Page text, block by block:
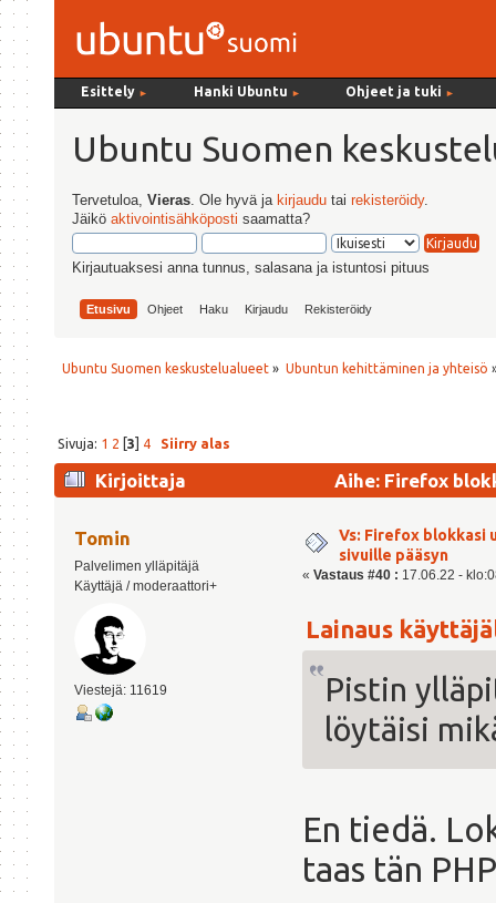
Esittely ► Hanki Ubuntu ► Ohjeet ja tuki ►
Ubuntu Suomen
Tervetuloa,Vieras . Ole hyvä ja kirjaudu tairekisteröidy.
Jäiköaktivointisähköposti saamatta?
Kirjautuaksesi anna tunnus, salasana ja istuntosi pituus
Etusivu Ohjeet Haku Kirjaudu Rekisteröidy
Ubuntu Suomen keskustelualueet » Ubuntun kehittäminen ja yhteisö
Sivuja: 1 2 [3] 4 Siirry alas
Kirjoittaja
Aihe: Firefox
Tomin
Palvelimen ylläpitäjä
Käyttäjä / moderaattori+
Viestejä: 11619
Vs: Firefox blokkasi
sivuille pääsyn
« Vastaus #40 : 17.06.22 -
Lainaus
Pistin
löytäisi
En tiedä.
taas tän